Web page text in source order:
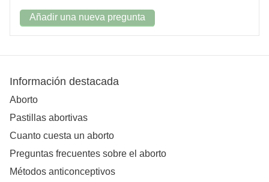
Añadir una nueva pregunta
Información destacada
Aborto
Pastillas abortivas
Cuanto cuesta un aborto
Preguntas frecuentes sobre el aborto
Métodos anticonceptivos